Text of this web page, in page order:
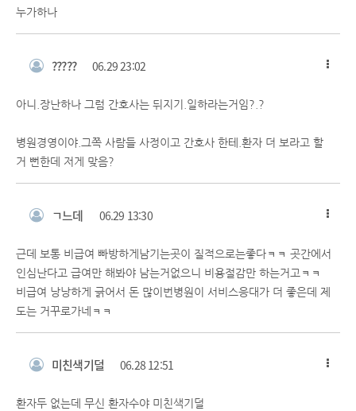
누가하나
????? 06.29 23:02
아니.장난하나 그럼 간호사는 뒤지기.일하라는거임?.?
병원경영이야.그쪽 사람들 사정이고 간호사 한테.환자 더 보라고 할
거 뻔한데 저게 맞음?
ㄱ느데 06.29 13:30
근데 보통 비급여 빠방하게남기는곳이 질적으로는좋다ㅋㅋ 곳간에서
인심난다고 급여만 해봐야 남는거없으니 비용절감만 하는거고ㅋㅋ
비급여 낭낭하게 긁어서 돈 많이번병원이 서비스응대가 더 좋은데 제
도는 거꾸로가네ㅋㅋ
미친색기덜 06.28 12:51
환자두 없는데 무신 환자수야 미친색기덜